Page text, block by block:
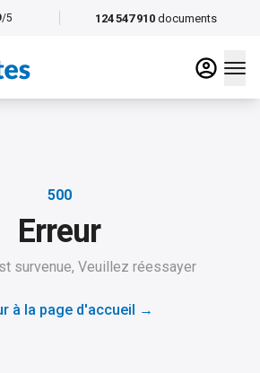
124 547 910 documents
/5
500
Erreur
survenue, Veuillez réessayer
à la page d'accueil →